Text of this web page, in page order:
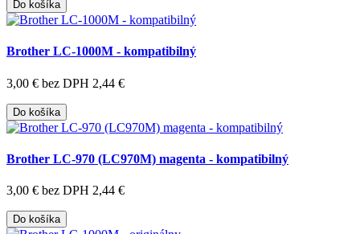
Do košíka
Brother LC-1000M - kompatibilný
3,00 € bez DPH 2,44 €
Do košíka
Brother LC-970 (LC970M) magenta - kompatibilný
3,00 € bez DPH 2,44 €
Do košíka